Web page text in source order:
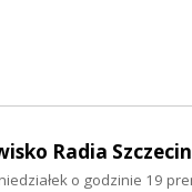
Radia Szczecin
o godzinie 19